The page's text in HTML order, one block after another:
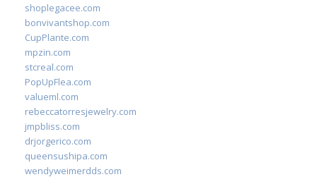
shoplegacee.com
bonvivantshop.com
CupPlante.com
mpzin.com
stcreal.com
PopUpFlea.com
valueml.com
rebeccatorresjewelry.com
jmpbliss.com
drjorgerico.com
queensushipa.com
wendyweimerdds.com